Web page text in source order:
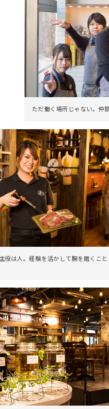
ただ働く場所じゃない。仲
役は人。経験を活かして腕を磨くこと